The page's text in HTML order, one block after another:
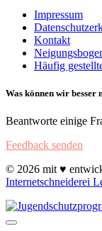
Impressum
Kontakt
Häufig
Was können wir besser
Beantworte einige
Feedback senden
© 2026 mit ♥
Internetschneiderei